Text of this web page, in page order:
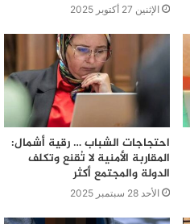
الإثنين 27 أكتوبر 2025
احتجاجات الشباب … رقية أشمال:
المقاربة الأمنية لا تُقنع وتكلف
الدولة والمجتمع أكثر
الأحد 28 سبتمبر 2025